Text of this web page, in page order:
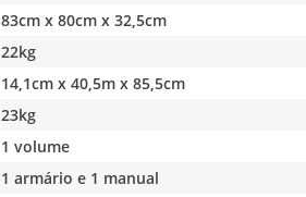
83cm x 80cm x 32,5cm
22kg
14,1cm x 40,5m x 85,5cm
23kg
1 volume
1 armário e 1 manual